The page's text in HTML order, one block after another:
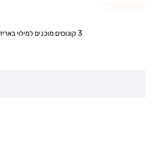
3 קונוסים מוכנים למילוי באריזה - Cones. הדגם החדש